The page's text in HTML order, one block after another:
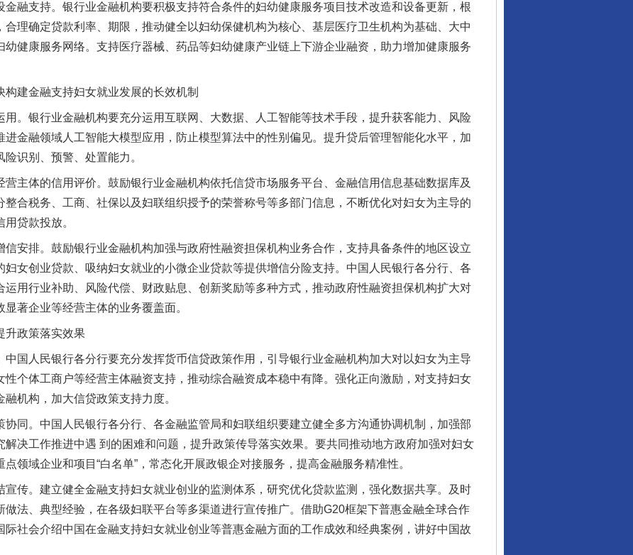
支持。银行业金融机构要积极支持符合条件的妇幼健康服务项目技术改造和设备更新，根
理确定贷款利率、期限，推动健全以妇幼保健机构为核心、基层医疗卫生机构为基础、大中
健康服务网络。支持医疗器械、药品等妇幼健康产业链上下游企业融资，助力增加健康服务
建金融支持妇女就业发展的长效机制
银行业金融机构要充分运用互联网、大数据、人工智能等技术手段，提升获客能力、风险
金融领域人工智能大模型应用，防止模型算法中的性别偏见。提升贷后管理智能化水平，加
识别、预警、处置能力。
体的信用评价。鼓励银行业金融机构依托信贷市场服务平台、金融信用信息基础数据库及
合税务、工商、社保以及妇联组织授予的荣誉称号等多部门信息，不断优化对妇女为主导的
贷款投放。
排。鼓励银行业金融机构加强与政府性融资担保机构业务合作，支持具备条件的地区设立
女创业贷款、吸纳妇女就业的小微企业贷款等提供增信分险支持。中国人民银行各分行、各
用行业补助、风险代偿、财政贴息、创新奖励等多种方式，推动政府性融资担保机构扩大对
著企业等经营主体的业务覆盖面。
政策落实效果
人民银行各分行要充分发挥货币信贷政策作用，引导银行业金融机构加大对以妇女为主导
性个体工商户等经营主体融资支持，推动综合融资成本稳中有降。强化正向激励，对支持妇女
机构，加大信贷政策支持力度。
。中国人民银行各分行、各金融监管局和妇联组织要建立健全多方沟通协调机制，加强部
解决工作推进中遇 到的困难和问题，提升政策传导落实效果。要共同推动地方政府加强对妇女
领域企业和项目“白名单”，常态化开展政银企对接服务，提高金融服务精准性。
。建立健全金融支持妇女就业创业的监测体系，研究优化贷款监测，强化数据共享。及时
做法、典型经验，在各级妇联平台等多渠道进行宣传推广。借助G20框架下普惠金融全球合作
社会介绍中国在金融支持妇女就业创业等普惠金融方面的工作成效和经典案例，讲好中国故
一纸欠条伤亲情 巡回调解促和解.. 行业协会接连发公告